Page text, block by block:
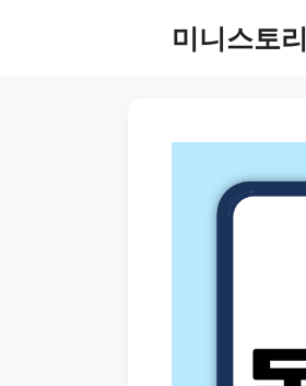
미니스토리